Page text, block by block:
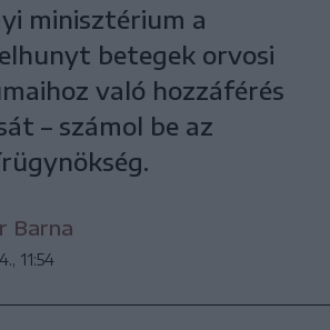
minisztérium a
betegek orvosi
való hozzáférés
– számol be az
Barna
11:54